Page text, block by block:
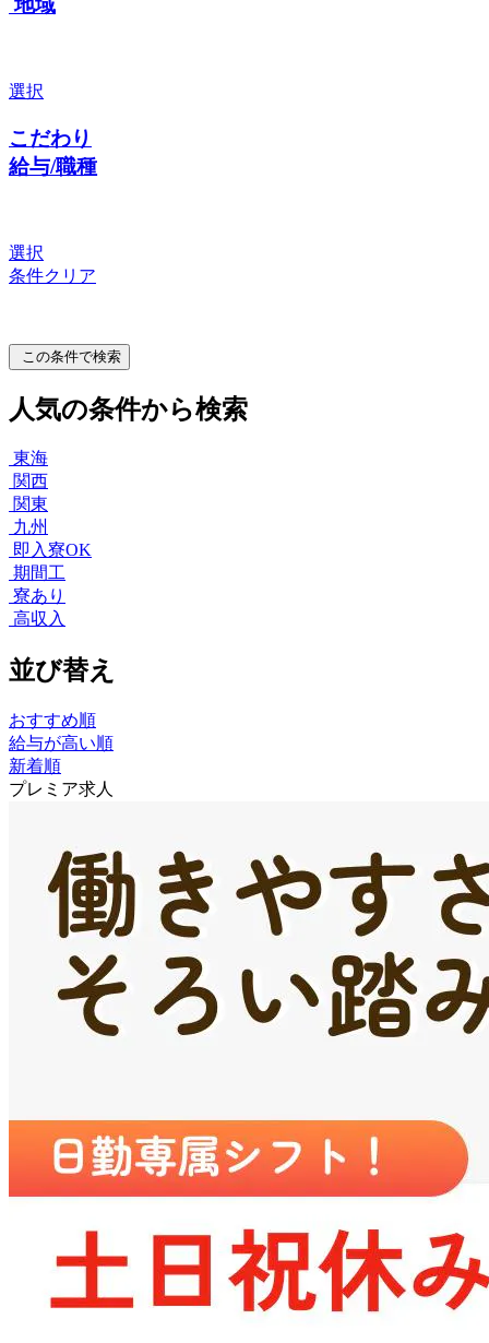
地域
選択
こだわり
給与/職種
選択
条件クリア
この条件で検索
人気の条件から検索
東海
関西
関東
九州
即入寮OK
期間工
寮あり
高収入
並び替え
おすすめ順
給与が高い順
新着順
プレミア求人